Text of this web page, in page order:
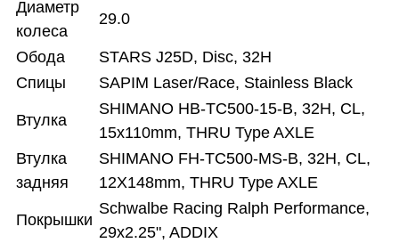
Диаметр
колеса
29.0
Обода
STARS J25D, Disc, 32H
Спицы
SAPIM Laser/Race, Stainless Black
Втулка
SHIMANO HB-TC500-15-B, 32H, CL,
15x110mm, THRU Type AXLE
Втулка
задняя
SHIMANO FH-TC500-MS-B, 32H, CL,
12X148mm, THRU Type AXLE
Покрышки
Schwalbe Racing Ralph Performance,
29x2.25", ADDIX